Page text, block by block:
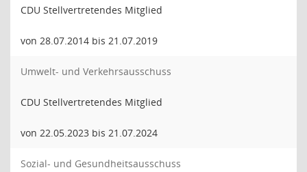
CDU Stellvertretendes Mitglied
von 28.07.2014 bis 21.07.2019
Umwelt- und Verkehrsausschuss
CDU Stellvertretendes Mitglied
von 22.05.2023 bis 21.07.2024
Sozial- und Gesundheitsausschuss